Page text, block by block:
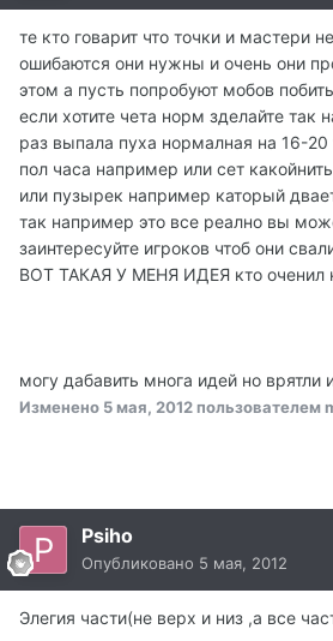
те кто говарит что точки и мастери
ошибаются они нужны и очень они
этом а пусть попробуют мобов
если хотите чета норм зделайте так
раз выпала пуха нормалная на 16-20
пол часа например или сет
или пузырек например каторый
так например это все реално вы
заинтересуйте игроков чтоб они
ВОТ ТАКАЯ У МЕНЯ ИДЕЯ кто оченил
могу дабавить многа идей но врятли
Изменено 5 мая, 2012пользователем
Psiho
Опубликовано 5 мая, 2012
Элегия части(не верх и низ ,а все